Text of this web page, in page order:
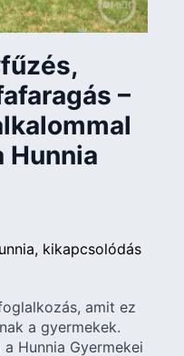
–
Hunnia
kikapcsolódás
amit ez
a gyermekek.
Hunnia Gyermekei